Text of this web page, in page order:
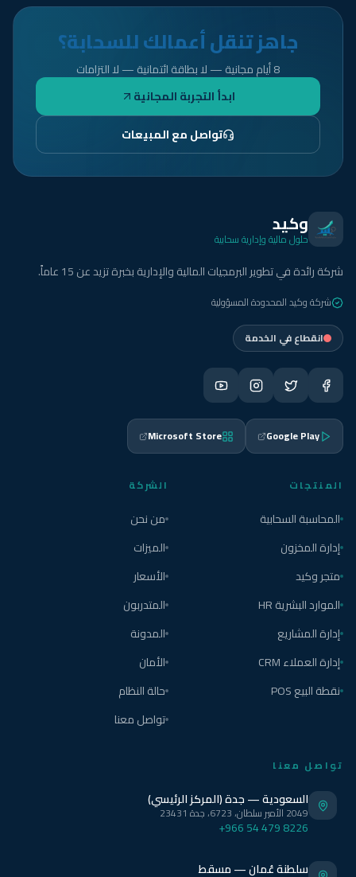
جاهز تنقل أعمالك للسحابة؟
8 أيام مجانية — لا بطاقة ائتمانية — لا التزامات
ابدأ التجربة المجانية
تواصل مع المبيعات
وكيد
حلول مالية وإدارية سحابية
شركة رائدة في تطوير البرمجيات المالية والإدارية بخبرة تزيد عن 15 عاماً.
شركة وكيد المحدودة المسؤولية
انقطاع في الخدمة
Google Play
Microsoft Store
المنتجات
المحاسبة السحابية
إدارة المخزون
متجر وكيد
الموارد البشرية HR
إدارة المشاريع
إدارة العملاء CRM
نقطة البيع POS
الشركة
من نحن
الميزات
الأسعار
المتدربون
المدونة
الأمان
حالة النظام
تواصل معنا
تواصل معنا
السعودية — جدة (المركز الرئيسي)
2049 الأمير سلطان، 6723، جدة 23431
+966 54 479 8226
سلطنة عُمان — مسقط